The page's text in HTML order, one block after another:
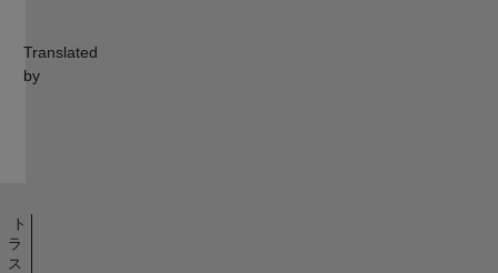
Translated
by
ト
ラ
ス